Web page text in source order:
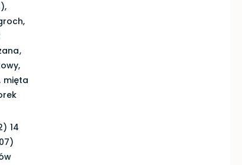
mięta
14